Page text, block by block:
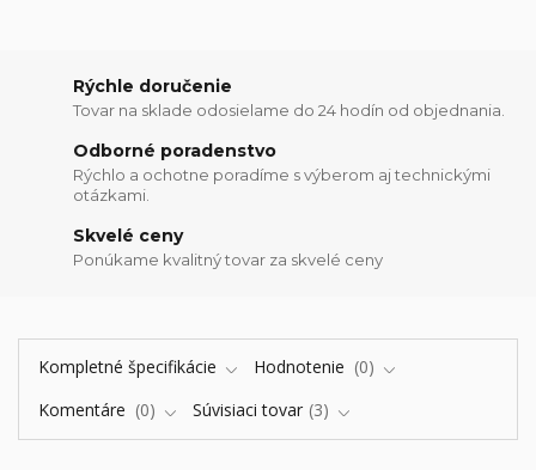
Rýchle doručenie
Tovar na sklade odosielame do 24 hodín od objednania.
Odborné poradenstvo
Rýchlo a ochotne poradíme s výberom aj technickými
otázkami.
Skvelé ceny
Ponúkame kvalitný tovar za skvelé ceny
Kompletné špecifikácie Hodnotenie
0
Komentáre
0 Súvisiaci tovar 3